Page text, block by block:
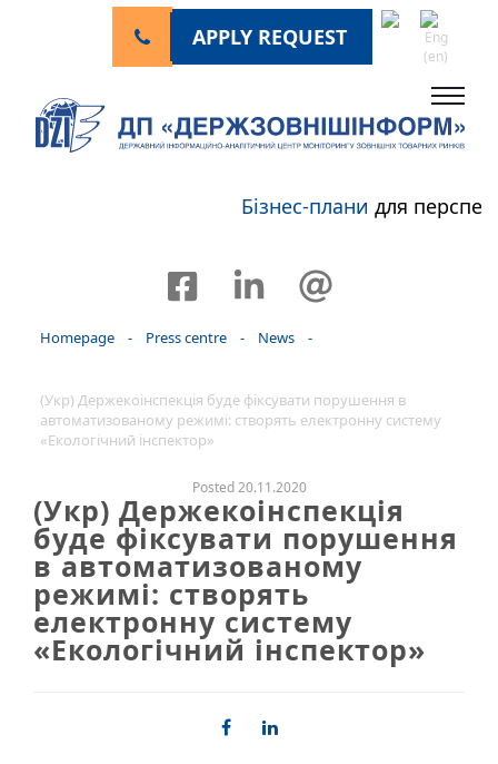
APPLY REQUEST
Бізнес-планидля
Homepage - Press centre - News -
(Укр) Держекоінспекція буде фіксувати порушення в
автоматизованому режимі: створять електронну систему
«Екологічний інспектор»
Posted 20.11.2020
(Укр) Держекоінспекція
буде фіксувати порушення
в автоматизованому
режимі: створять
електронну систему
«Екологічний інспектор»